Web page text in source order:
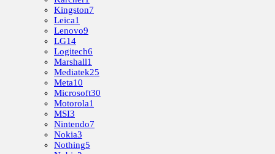
Kingston7
Leica1
Lenovo9
LG14
Logitech6
Marshall1
Mediatek25
Meta10
Microsoft30
Motorola1
MSI3
Nintendo7
Nokia3
Nothing5